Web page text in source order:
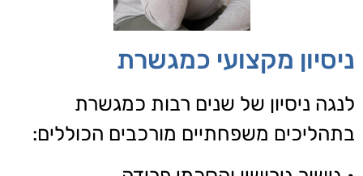
ניסיון מקצועי כמגשרת
לנגה ניסיון של שנים רבות כמגשרת
בתהליכים משפחתיים מורכבים הכוללים: